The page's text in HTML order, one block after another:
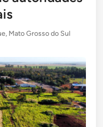
, Mato Grosso do Sul